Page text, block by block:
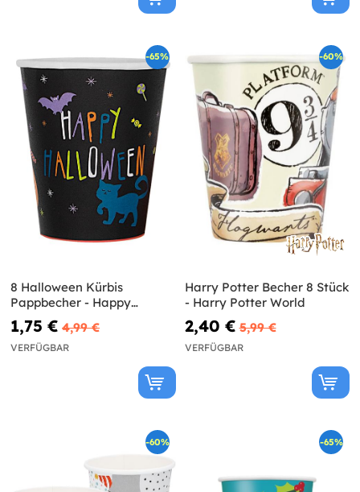
-65%
8 Halloween Kürbis
Pappbecher - Happy
Halloween
1,75 € 4,99 €
VERFÜGBAR
-60%
Harry Potter Becher 8 Stück
- Harry Potter World
2,40 € 5,99 €
VERFÜGBAR
-60% -65%